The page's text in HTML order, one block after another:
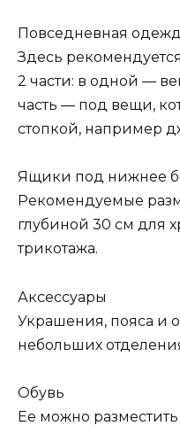
Повседневная
Здесь
2 части: в одной —
часть — под вещи,
стопкой, например
Ящики под нижнее
Рекомендуемые
глубиной 30 см для
трикотажа.
Аксессуары
Украшения, пояса и
небольших
Обувь
Ее можно